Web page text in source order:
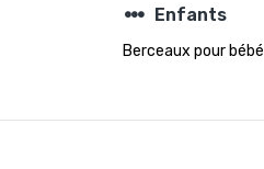
steppers Enfants
Berceaux pour bébé